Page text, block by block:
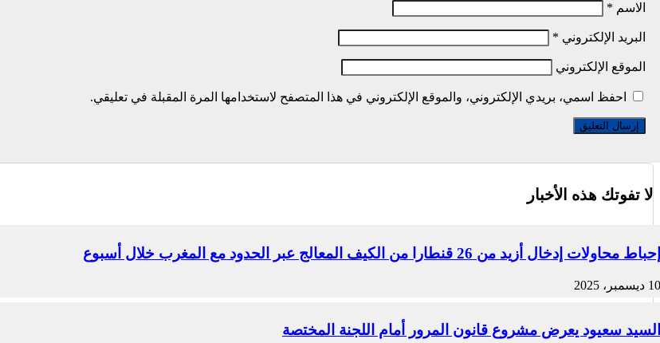
الاسم *
البريد الإلكتروني *
الموقع الإلكتروني
احفظ اسمي، بريدي الإلكتروني، والموقع الإلكتروني في هذا المتصفح لاستخدامها المرة المقبلة في تعليقي.
لا تفوتك هذه الأخبار
إحباط محاولات إدخال أزيد من 26 قنطارا من الكيف المعالج عبر الحدود مع المغرب خلال أسبوع
10 ديسمبر، 2025
السيد سعيود يعرض مشروع قانون المرور أمام اللجنة المختصة